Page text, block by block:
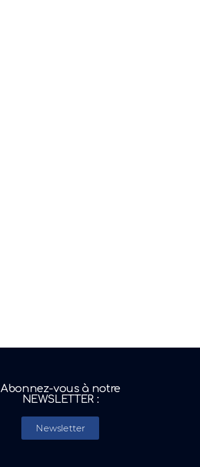
Abonnez-vous à notre
NEWSLETTER :
Newsletter